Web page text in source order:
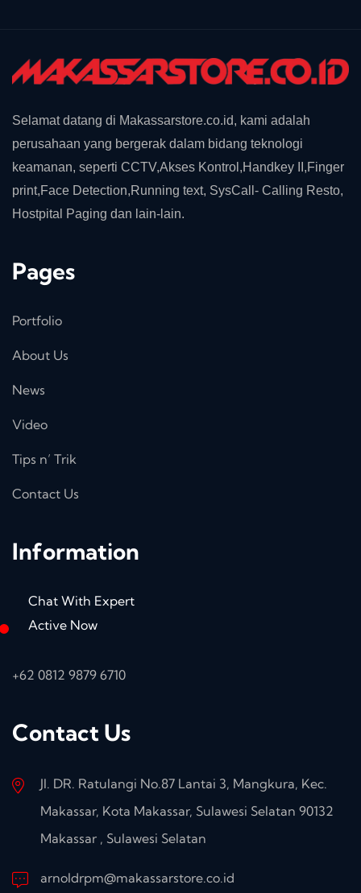
Selamat datang di Makassarstore.co.id, kami adalah
perusahaan yang bergerak dalam bidang teknologi
keamanan, seperti CCTV,Akses Kontrol,Handkey II,Finger
print,Face Detection,Running text, SysCall- Calling Resto,
Hostpital Paging dan lain-lain.
Pages
Portfolio
About Us
News
Video
Tips n’ Trik
Contact Us
Information
Chat With Expert
Active Now
+62 0812 9879 6710
Contact Us
Jl. DR. Ratulangi No.87 Lantai 3, Mangkura, Kec.
Makassar, Kota Makassar, Sulawesi Selatan 90132
Makassar , Sulawesi Selatan
arnoldrpm@makassarstore.co.id